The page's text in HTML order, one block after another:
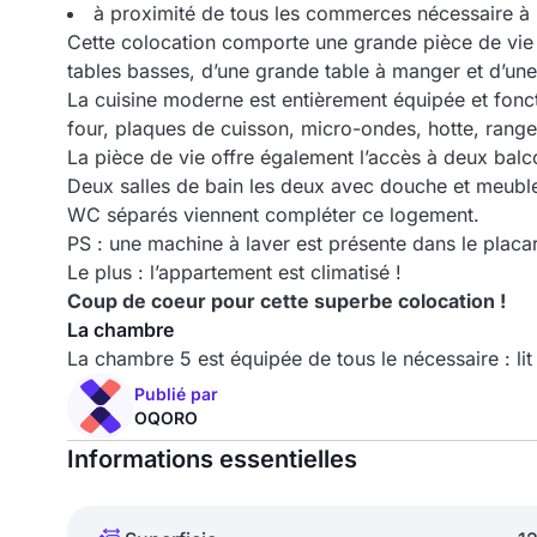
à proximité de tous les commerces nécessaire
Cette colocation comporte une grande pièce de
tables basses, d’une grande table à manger et
La cuisine moderne est entièrement équipée et
four, plaques de cuisson, micro-ondes, hotte,
La pièce de vie offre également l’accès à deux
Deux salles de bain les deux avec douche et
WC séparés viennent compléter ce logement.
PS : une machine à laver est présente dans le
Le plus : l’appartement est climatisé !
Coup de coeur pour cette superbe colocation !
La chambre
La chambre 5 est équipée de tous le nécessaire :
Publié par
OQORO
Informations essentielles